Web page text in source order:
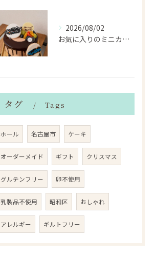
2026/08/02
お気に入りのミニカーのアイシングクッキーを飾ったデコレーショ...
タグ Tags
ホール 名古屋市 ケーキ
オーダーメイド ギフト クリスマス
グルテンフリー 卵不使用
乳製品不使用 昭和区 おしゃれ
アレルギー ギルトフリー